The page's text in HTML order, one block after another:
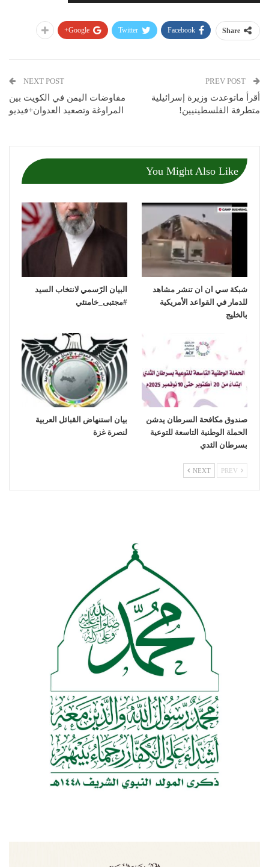
Share
Facebook
Twitter
Google+
أقرأ ماتوعدت وزيرة إسرائيلية
متطرفة الفلسطينيين!
NEXT POST
مفاوضات اليمن في الكويت بين
المراوغة وتصعيد العدوان+فيديو
You Might Also Like
شبكة سي ان ان تنشر مشاهد
للدمار في القواعد الأمريكية
بالخليج
‏البيان الرّسمي لانتخاب السيد
صندوق مكافحة السرطان يدشن
الحملة الوطنية التاسعة للتوعية
بسرطان الثدي
بيان استنهاض القبائل العربية
لنصرة غزة
NEXT